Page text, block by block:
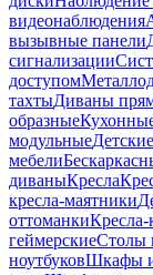
видеонаблюдения
вызывные панели
сигнализации
доступом
тахтыДиваны
образные
модульные
мебели
диваныКресла
кресла-маятники
оттоманкиКресла-
геймерскиеСтолы
ноутбуковШкафы